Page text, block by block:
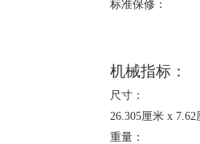
标准保修：
机械指标：
尺寸
26.305厘米 x 7.62
重量